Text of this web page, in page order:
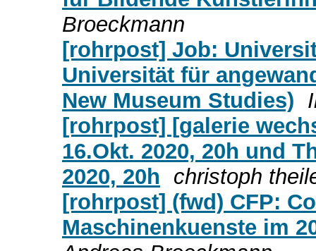
Broeckmann
[rohrpost] Job:
Universität für
New Museum Studies)
[rohrpost] [galerie
16.Okt. 2020, 20h und
2020, 20h
christoph
[rohrpost] (fwd) CFP:
Maschinenkuenste im